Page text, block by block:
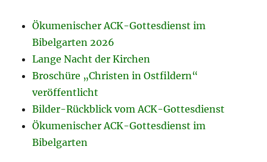
Ökumenischer ACK-Gottesdienst im
Bibelgarten 2026
Lange Nacht der Kirchen
Broschüre „Christen in Ostfildern“
veröffentlicht
Bilder-Rückblick vom ACK-Gottesdienst
Ökumenischer ACK-Gottesdienst im
Bibelgarten